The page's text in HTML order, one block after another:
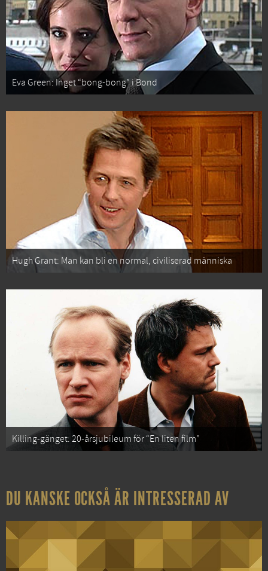
Eva Green: Inget “bong-bong” i Bond
Hugh Grant: Man kan bli en normal, civiliserad människa
Killing-gänget: 20-årsjubileum för “En liten film”
DU KANSKE OCKSÅ ÄR INTRESSERAD AV